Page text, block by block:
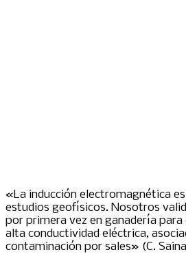
«La inducción electromagnética
estudios geofísicos. Nosotros
por primera vez en ganadería
alta conductividad eléctrica,
contaminación por sales» (C.